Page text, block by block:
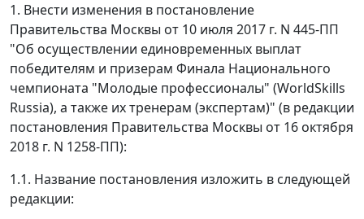
1. Внести изменения в постановление
Правительства Москвы от 10 июля 2017 г. N 445-ПП
"Об осуществлении единовременных выплат
победителям и призерам Финала Национального
чемпионата "Молодые профессионалы" (WorldSkills
Russia), а также их тренерам (экспертам)" (в редакции
постановления Правительства Москвы от 16 октября
2018 г. N 1258-ПП):
1.1. Название постановления изложить в следующей
редакции: